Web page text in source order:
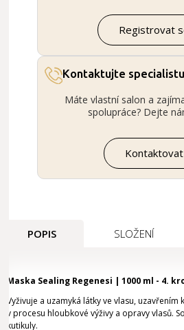
Registrovat
Kontaktujte specialistu
Máte vlastní salon a
spolupráce? Dejte
Kontaktovat
POPIS SLOŽENÍ
Maska Sealing Regenesi | 1000 ml - 4.
Vyživuje a uzamyká látky ve vlasu, uzavřením
v procesu hloubkové výživy a opravy vlasů.
kutikuly.